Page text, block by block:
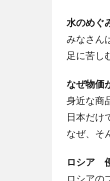
水のめぐ
みなさん
足に苦し
なぜ物価
身近な商
日本だけ
なぜ、そ
ロシア
ロシアの